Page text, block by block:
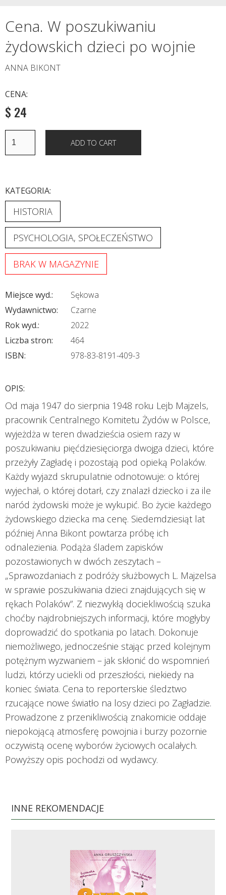
Cena. W poszukiwaniu
żydowskich dzieci po wojnie
ANNA BIKONT
CENA:
$ 24
KATEGORIA:
HISTORIA
PSYCHOLOGIA, SPOŁECZEŃSTWO
BRAK W MAGAZYNIE
Miejsce wyd.:
Sękowa
Wydawnictwo:
Czarne
Rok wyd.:
2022
Liczba stron:
464
ISBN:
978-83-8191-409-3
OPIS:
Od maja 1947 do sierpnia 1948 roku Lejb Majzels,
pracownik Centralnego Komitetu Żydów w Polsce,
wyjeżdża w teren dwadzieścia osiem razy w
poszukiwaniu pięćdziesięciorga dwojga dzieci, które
przeżyły Zagładę i pozostają pod opieką Polaków.
Każdy wyjazd skrupulatnie odnotowuje: o której
wyjechał, o której dotarł, czy znalazł dziecko i za ile
naród żydowski może je wykupić. Bo życie każdego
żydowskiego dziecka ma cenę. Siedemdziesiąt lat
później Anna Bikont powtarza próbę ich
odnalezienia. Podąża śladem zapisków
pozostawionych w dwóch zeszytach –
„Sprawozdaniach z podróży służbowych L. Majzelsa
w sprawie poszukiwania dzieci znajdujących się w
rękach Polaków”. Z niezwykłą dociekliwością szuka
choćby najdrobniejszych informacji, które mogłyby
doprowadzić do spotkania po latach. Dokonuje
niemożliwego, jednocześnie stając przed kolejnym
potężnym wyzwaniem – jak skłonić do wspomnień
ludzi, którzy uciekli od przeszłości, niekiedy na
koniec świata. Cena to reporterskie śledztwo
rzucające nowe światło na losy dzieci po Zagładzie.
Prowadzone z przenikliwością znakomicie oddaje
niepokojącą atmosferę powojnia i burzy pozornie
oczywistą ocenę wyborów życiowych ocalałych.
Powyższy opis pochodzi od wydawcy.
INNE REKOMENDACJE